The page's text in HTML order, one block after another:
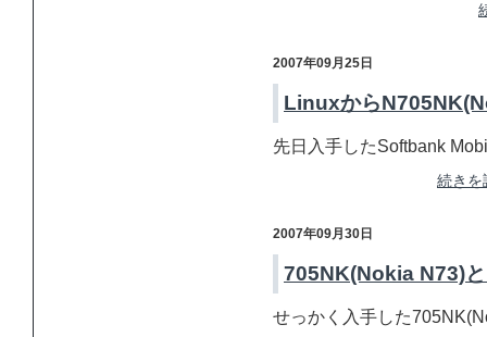
2007年09月25日
Linuxから
先日入手したSoftbank
続きを
2007年09月30日
705NK(Nokia N73)
せっかく入手した